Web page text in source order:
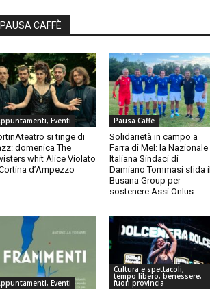
PAUSA CAFFÈ
Eventi
si tinge di
domenica The
whit Alice Violato
d’Ampezzo
Pausa Caffè
Solidarietà in campo a
Farra di Mel: la Nazionale
Italiana Sindaci di
Damiano Tommasi sfida il
Busana Group per
sostenere Assi Onlus
Eventi
Cultura e spettacoli,
tempo libero, benessere,
fuori provincia